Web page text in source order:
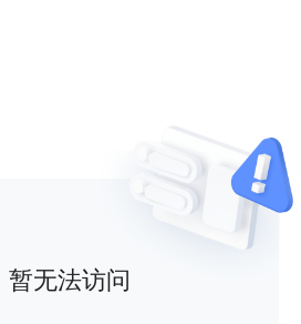
暂无法访问